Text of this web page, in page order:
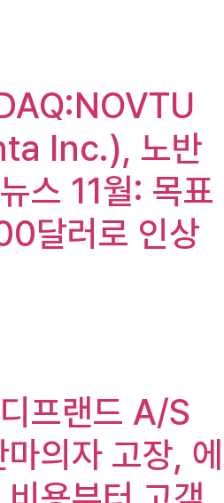
Inc.), 노반
스 11월: 목표
달러로 인상
프랜드 A/S
의자 고장, 에